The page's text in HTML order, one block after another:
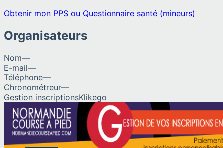
Obtenir mon PPS ou Questionnaire santé (mineurs)
Organisateurs
Nom—
E-mail—
Téléphone—
Chronométreur—
Gestion inscriptionsKlikego